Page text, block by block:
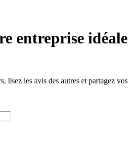
entreprise idéale
lisez les avis des autres et partagez vos